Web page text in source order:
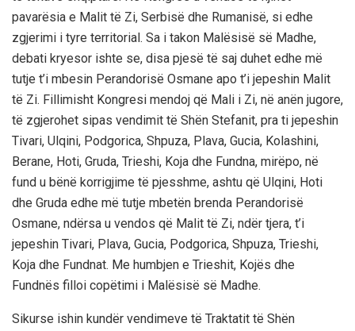
pavarësia e Malit të Zi, Serbisë dhe Rumanisë, si edhe
zgjerimi i tyre territorial. Sa i takon Malësisë së Madhe,
debati kryesor ishte se, disa pjesë të saj duhet edhe më
tutje t’i mbesin Perandorisë Osmane apo t’i jepeshin Malit
të Zi. Fillimisht Kongresi mendoj që Mali i Zi, në anën jugore,
të zgjerohet sipas vendimit të Shën Stefanit, pra ti jepeshin
Tivari, Ulqini, Podgorica, Shpuza, Plava, Gucia, Kolashini,
Berane, Hoti, Gruda, Trieshi, Koja dhe Fundna, mirëpo, në
fund u bënë korrigjime të pjesshme, ashtu që Ulqini, Hoti
dhe Gruda edhe më tutje mbetën brenda Perandorisë
Osmane, ndërsa u vendos që Malit të Zi, ndër tjera, t’i
jepeshin Tivari, Plava, Gucia, Podgorica, Shpuza, Trieshi,
Koja dhe Fundnat. Me humbjen e Trieshit, Kojës dhe
Fundnës filloi copëtimi i Malësisë së Madhe.
Sikurse ishin kundër vendimeve të Traktatit të Shën